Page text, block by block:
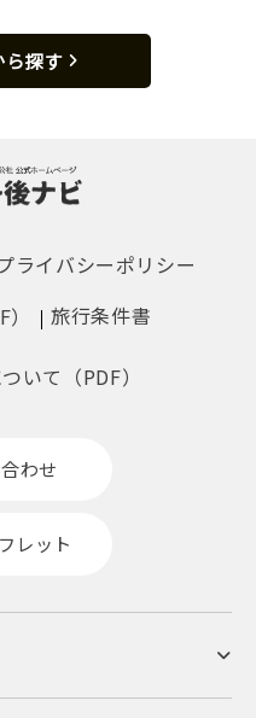
ら探す
ライバシーポリシー
旅行条件書
いて（PDF）
わせ
レット